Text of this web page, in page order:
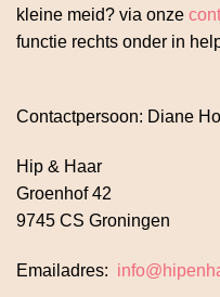
kleine meid? via onze
functie rechts onder in
Contactpersoon: Diane
Hip & Haar
Groenhof 42
9745 CS Groningen
Emailadres: